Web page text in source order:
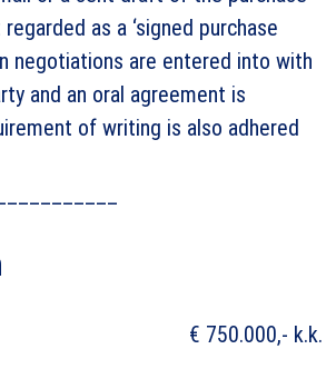
as a ‘signed purchase
negotiations are entered into with
and an oral agreement is
of writing is also adhered
€ 750.000,- k.k.